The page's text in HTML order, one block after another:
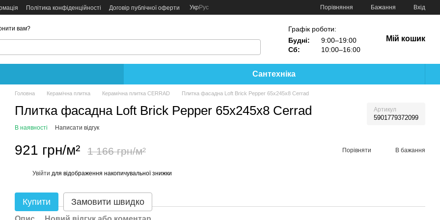
Політика конфіденційності Договір публічної оферти УкрРус Порівняння Бажання Вхід
вам?
Графік роботи:
Будні:
9:00–19:00
Сб:
10:00–16:00
Мій кошик
Сантехніка
Головна Керамічна плитка Керамічна плитка CERRAD Плитка фасадна Loft Brick Pepper 65x245x8 Cerrad
Плитка фасадна Loft Brick Pepper 65x245x8 Cerrad Артикул
5901779372099
В наявності Написати відгук
921 грн/м² 1 166 грн/м² Порівняти В бажання
Увійти для відображення накопичувальної знижки
Купити Замовити швидко